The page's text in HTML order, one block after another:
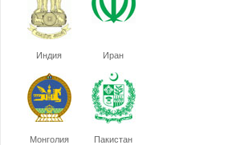
Индия Иран
Монголия Пакистан